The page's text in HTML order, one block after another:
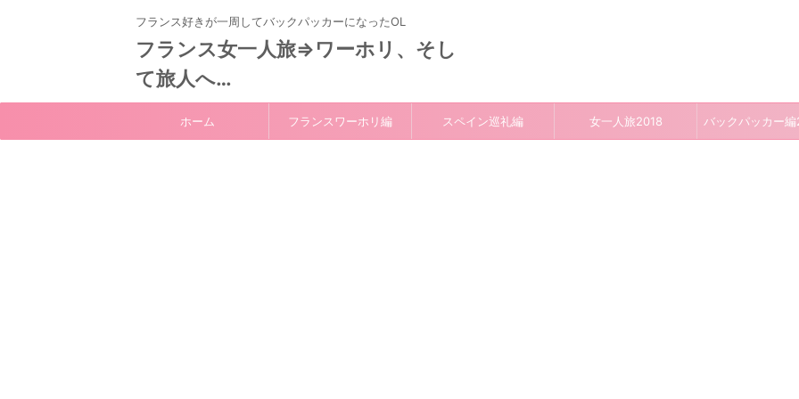
フランス好きが一周してバックパッカーになったOL
フランス女一人旅⇒ワーホリ、そし
て旅人へ…
ホーム フランスワーホリ編 スペイン巡礼編 女一人旅2018 バックパッカー